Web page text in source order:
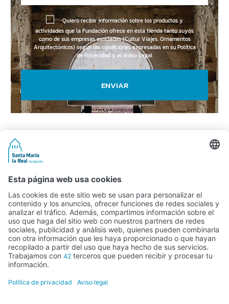
Quiero recibir información sobre los productos y
actividades que la Fundación ofrece en esta tienda tanto suyos
como de sus empresas asociadas (Cultur Viajes, Ornamentos
Arquitectónicos) según las condiciones expresadas en suPolítica
de Privacidad y el Aviso Legal
ENVIAR
Actividad subvencionada por el Ministerio de Educación, Cultura y
Deporte